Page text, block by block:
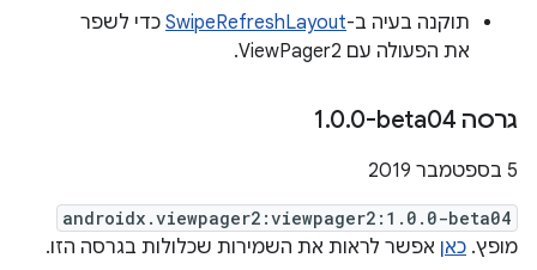
תוקנה בעיה ב-SwipeRefreshLayout כדי לשפר
את הפעולה עם ViewPager2.
גרסה ‎1 .0.0-beta04
‫5 בספטמבר 2019
androidx.viewpager2:viewpager2:1.0.0-beta04
מופץ. כאן אפשר לראות את השמירות שכלולות בגרסה הזו.